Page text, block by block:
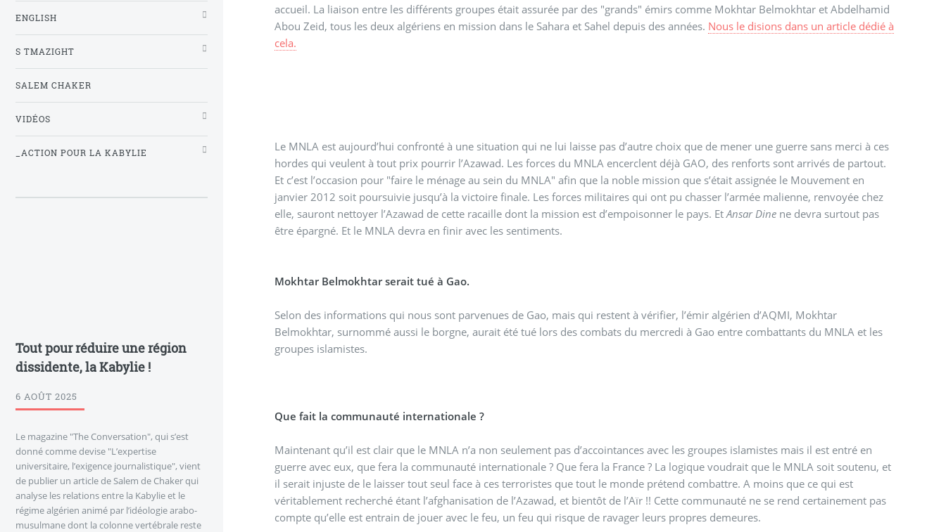
accueil. La liaison entre les différents groupes était assurée par des "grands" émirs comme Mokhtar Belmokhtar et Abdelhamid
Abou Zeid, tous les deux algériens en mission dans le Sahara et Sahel depuis des années. Nous le disions dans un article dédié à
cela.
Le MNLA est aujourd’hui confronté à une situation qui ne lui laisse pas d’autre choix que de mener une guerre sans merci à ces
hordes qui veulent à tout prix pourrir l’Azawad. Les forces du MNLA encerclent déjà GAO, des renforts sont arrivés de partout.
Et c’est l’occasion pour "faire le ménage au sein du MNLA" afin que la noble mission que s’était assignée le Mouvement en
janvier 2012 soit poursuivie jusqu’à la victoire finale. Les forces militaires qui ont pu chasser l’armée malienne, renvoyée chez
elle, sauront nettoyer l’Azawad de cette racaille dont la mission est d’empoisonner le pays. EtAnsar Dine ne devra surtout pas
être épargné. Et le MNLA devra en finir avec les sentiments.
Mokhtar Belmokhtar serait tué à Gao.
Selon des informations qui nous sont parvenues de Gao, mais qui restent à vérifier, l’émir algérien d’AQMI, Mokhtar
Belmokhtar, surnommé aussi le borgne, aurait été tué lors des combats du mercredi à Gao entre combattants du MNLA et les
groupes islamistes.
Que fait la communauté internationale ?
Maintenant qu’il est clair que le MNLA n’a non seulement pas d’accointances avec les groupes islamistes mais il est entré en
guerre avec eux, que fera la communauté internationale ? Que fera la France ? La logique voudrait que le MNLA soit soutenu, et
il serait injuste de le laisser tout seul face à ces terroristes que tout le monde prétend combattre. A moins que ce qui est
véritablement recherché étant l’afghanisation de l’Azawad, et bientôt de l’Aïr !! Cette communauté ne se rend certainement pas
compte qu’elle est entrain de jouer avec le feu, un feu qui risque de ravager leurs propres demeures.
ENGLISH
S TMAZIGHT
SALEM CHAKER
VIDÉOS
_ACTION POUR LA KABYLIE
Tout pour réduire une région
dissidente, la Kabylie !
6 AOÛT 2025
Le magazine "The Conversation", qui s’est
donné comme devise "L’expertise
universitaire, l’exigence journalistique", vient
de publier un article de Salem de Chaker qui
analyse les relations entre la Kabylie et le
régime algérien animé par l’idéologie arabo-
musulmane dont la colonne vertébrale reste